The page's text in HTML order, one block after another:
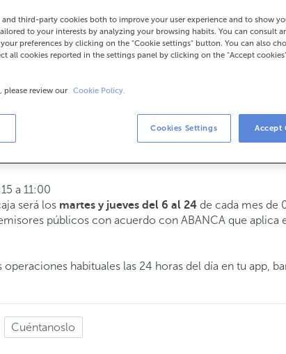
pedir cita:
200 982342213 Cómo
el día y hora que elijas.
a 11:00
será los martes y jueves del 6 al 24 de cada mes de
públicos con acuerdo con ABANCA que aplica
operaciones habituales las 24 horas del día en tu app,
Cuéntanoslo
and third-party cookies both to improve your user experience and to show
to your interests by analyzing your browsing habits. You can consult
preferences by clicking on the "Cookie settings" button. You can also
all cookies reported in the settings panel by clicking on the "Accept
please review our Cookie Policy.
Cookies Settings Accept